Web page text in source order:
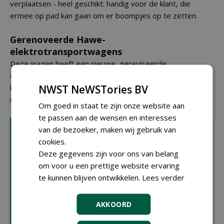
verplaatsen - heel geschikt: handig voor de klant, die
ermee op pad kan gaan om er boompjes op te zetten.
Gerenoveerde Hawe-
elektrotransportwagens
Deze wagen heeft een nieuwe, gereviseerde
elektromotor, nieuwe wielen, banden en lagers, een nieuw
kopschot en laaddek, een nieuwe acculader en een geheel
nieuwe coating.
Alblas Intern Transport
Alblas Intern Transport koopt en verkoopt alles op het
gebied van intern transport voor de boomkwekerij en
de tuinbouw. Dit is als nevenactiviteit begonnen in de
tijd dat de onderneming uit Kwintsheul een
het onderhoud van Hawe-elektrowagens en -
elektrotrekkers overgenomen. Deze wagens zijn nog
NWST NeWSTories BV
Om goed in staat te zijn onze website aan
te passen aan de wensen en interesses
van de bezoeker, maken wij gebruik van
cookies.
Deze gegevens zijn voor ons van belang
om voor u een prettige website ervaring
te kunnen blijven ontwikkelen. Lees verder
AKKOORD